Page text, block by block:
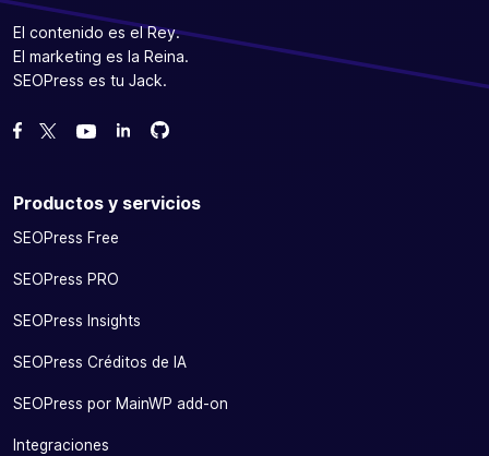
El contenido es el Rey.
El marketing es la Reina.
SEOPress es tu Jack.
Danos like en Facebook
Síguenos en Twitter
Míranos en YouTube
Bifurcanos en GitHub
Bifurcanos en GitHub
Productos y servicios
SEOPress Free
SEOPress PRO
SEOPress Insights
SEOPress Créditos de IA
SEOPress por MainWP add-on
Integraciones